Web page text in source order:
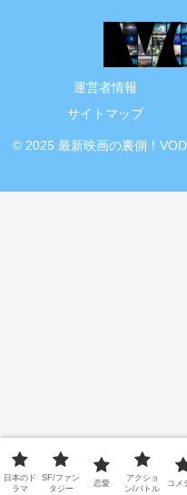
運営者情報
サイトマップ
© 2025 最新映画の裏側！
日本のド
ラマ
SF/ファン
タジー
恋愛
アクショ
ン/バトル
コメ